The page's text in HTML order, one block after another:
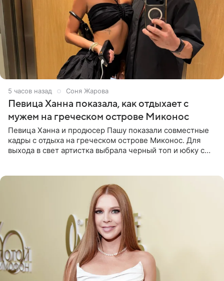
5 часов назад Соня Жарова
Певица Ханна показала, как отдыхает с
мужем на греческом острове Миконос
Певица Ханна и продюсер Пашу показали совместные
кадры с отдыха на греческом острове Миконос. Для
выхода в свет артистка выбрала черный топ и юбку с